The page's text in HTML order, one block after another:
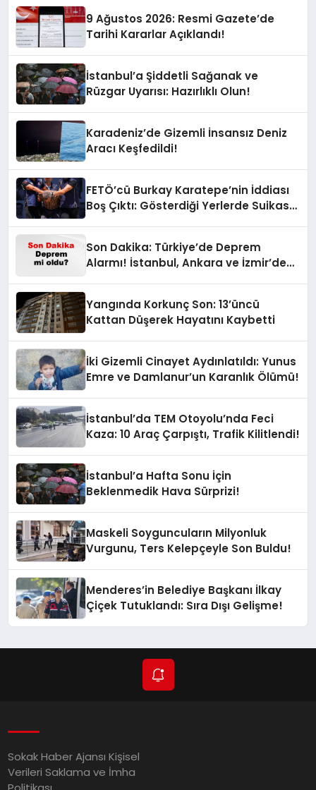
9 Ağustos 2026: Resmi Gazete’de
Tarihi Kararlar Açıklandı!
İstanbul’a Şiddetli Sağanak ve
Rüzgar Uyarısı: Hazırlıklı Olun!
Karadeniz’de Gizemli İnsansız Deniz
Aracı Keşfedildi!
FETÖ’cü Burkay Karatepe’nin İddiası
Boş Çıktı: Gösterdiği Yerlerde Suikast
Son Dakika: Türkiye’de Deprem
Alarmı! İstanbul, Ankara ve İzmir’de
Yangında Korkunç Son: 13’üncü
Kattan Düşerek Hayatını Kaybetti
İki Gizemli Cinayet Aydınlatıldı: Yunus
Emre ve Damlanur’un Karanlık Ölümü!
İstanbul’da TEM Otoyolu’nda Feci
Kaza: 10 Araç Çarpıştı, Trafik Kilitlendi!
İstanbul’a Hafta Sonu İçin
Beklenmedik Hava Sürprizi!
Maskeli Soyguncuların Milyonluk
Vurgunu, Ters Kelepçeyle Son Buldu!
Menderes’in Belediye Başkanı İlkay
Çiçek Tutuklandı: Sıra Dışı Gelişme!
Sokak Haber Ajansı Kişisel
Verileri Saklama ve İmha